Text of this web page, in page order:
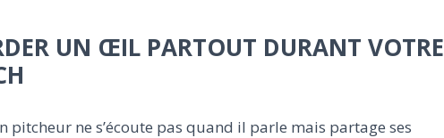
UN ŒIL PARTOUT DURANT VOTRE
pitcheur ne s’écoute pas quand il parle mais partage ses